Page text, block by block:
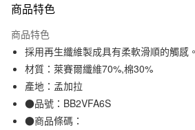
信用卡一次付款
信用卡分期付款
3 期 0 利率 每期NT$264
合作金庫商業銀行
華南商業銀行
上海商業儲蓄銀行
超商取貨付款
LINE Pay
商品特色
商品特色
採用再生纖維製成具有柔軟滑順的觸感
材質：萊賽爾纖維70%,棉30%
產地：孟加拉
●品號：BB2VFA6S
●商品條碼：